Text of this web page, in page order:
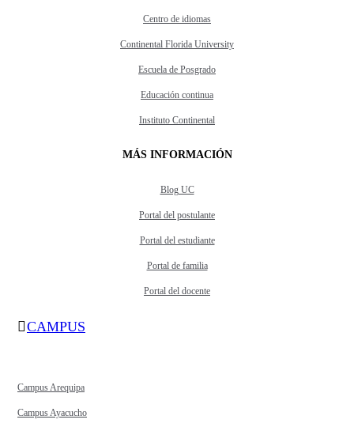
Centro de idiomas
Continental Florida University
Escuela de Posgrado
Educación continua
Instituto Continental
MÁS INFORMACIÓN
Blog UC
Portal del postulante
Portal del estudiante
Portal de familia
Portal del docente
CAMPUS
Campus Arequipa
Campus Ayacucho